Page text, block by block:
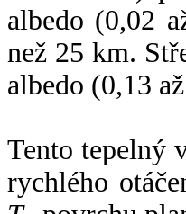
albedo (0,02
než 25 km.
albedo (0,13
Tento tepelný
rychlého